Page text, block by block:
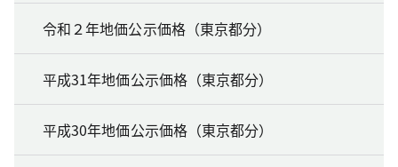
令和２年地価公示価格（東京都分）
平成31年地価公示価格（東京都分）
平成30年地価公示価格（東京都分）